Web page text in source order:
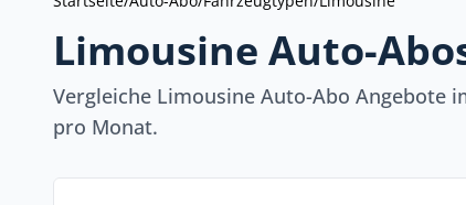
Limousine Auto-
Vergleiche Limousine Auto-Abo Angebote
pro Monat.